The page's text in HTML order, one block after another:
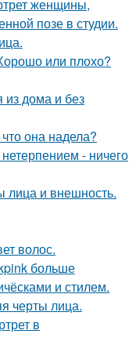
женщины,
позе в студии.
или плохо?
дома и без
она надела?
- ничего
лица и внешность.
волос.
больше
и стилем.
черты лица.
в